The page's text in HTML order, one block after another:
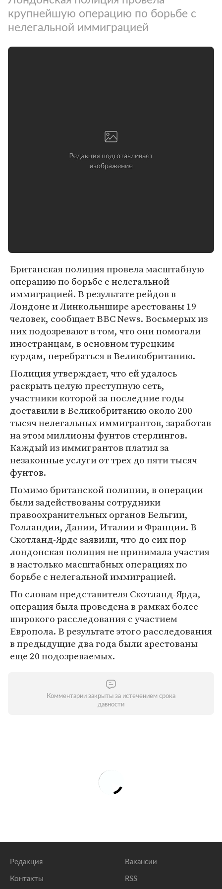
крупнейшую операцию по борьбе с
нелегальной иммиграцией
Британская полиция провела масштабную
операцию по борьбе с нелегальной
иммиграцией. В результате рейдов в
Лондоне и Линкольншире арестованы 19
человек, сообщает BBC News. Восьмерых из
них подозревают в том, что они помогали
иностранцам, в основном турецким
курдам, перебраться в Великобританию.
Полиция утверждает, что ей удалось
раскрыть целую преступную сеть,
участники которой за последние годы
доставили в Великобританию около 200
тысяч нелегальных иммигрантов, заработав
на этом миллионы фунтов стерлингов.
Каждый из иммигрантов платил за
незаконные услуги от трех до пяти тысяч
фунтов.
Помимо британской полиции, в операции
были задействованы сотрудники
правоохранительных органов Бельгии,
Голландии, Дании, Италии и Франции. В
Скотланд-Ярде заявили, что до сих пор
лондонская полиция не принимала участия
в настолько масштабных операциях по
борьбе с нелегальной иммиграцией.
По словам представителя Скотланд-Ярда,
операция была проведена в рамках более
широкого расследования с участием
Европола. В результате этого расследования
в предыдущие два года были арестованы
еще 20 подозреваемых.
Комментарии закрыты за истечением срока
давности
Редакция
Контакты
Вакансии
RSS